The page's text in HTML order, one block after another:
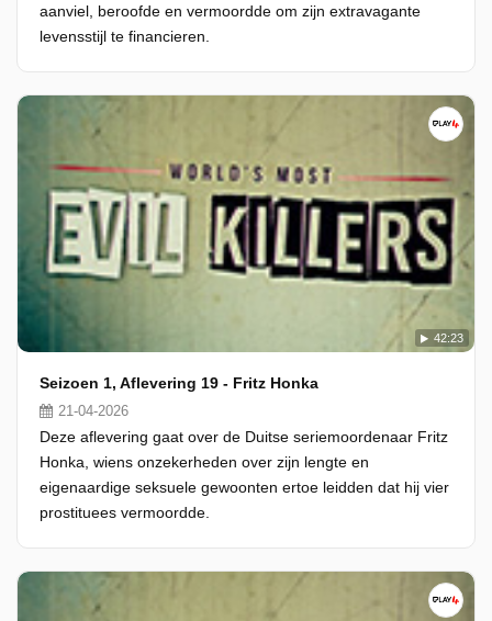
aanviel, beroofde en vermoordde om zijn extravagante
levensstijl te financieren.
42:23
Seizoen 1, Aflevering 19 - Fritz Honka
21-04-2026
Deze aflevering gaat over de Duitse seriemoordenaar Fritz
Honka, wiens onzekerheden over zijn lengte en
eigenaardige seksuele gewoonten ertoe leidden dat hij vier
prostituees vermoordde.